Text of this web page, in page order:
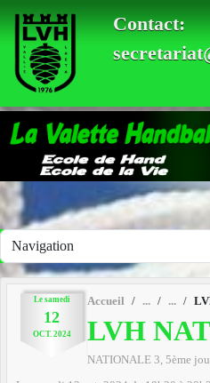
Contact:
Le samedi
12
OCT. 2024
Accueil
LVH
NATIONALE 3, 5ème
Panneau de gestion des cookies